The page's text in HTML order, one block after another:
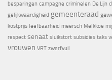
besparingen campagne criminelen De Lijn
gelijkwaardigheid gemeenteraad
kostprijs leefbaarheid meersch Melkkoe
respect senaat sluikstort subsidies taks
vrouwen VRT zwerfvuil